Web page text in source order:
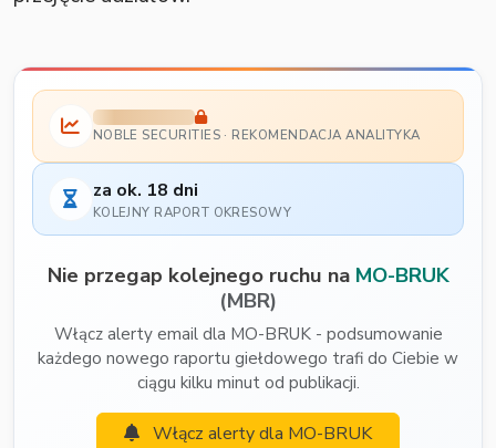
NOBLE SECURITIES · REKOMENDACJA ANALITYKA
za ok. 18 dni
KOLEJNY RAPORT OKRESOWY
Nie przegap kolejnego ruchu na MO-BRUK
(MBR)
Włącz alerty email dla MO-BRUK - podsumowanie
każdego nowego raportu giełdowego trafi do Ciebie w
ciągu kilku minut od publikacji.
Włącz alerty dla MO-BRUK